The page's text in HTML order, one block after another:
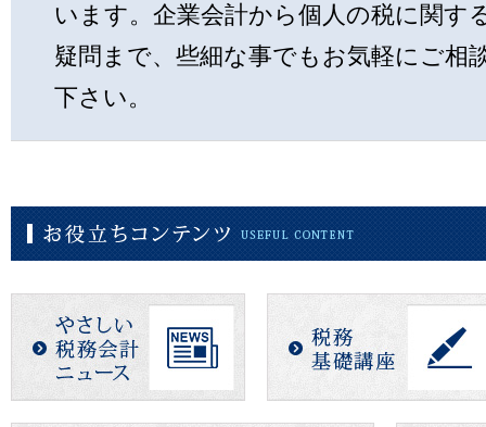
います。企業会計から個人の税に関す
疑問まで、些細な事でもお気軽にご相
下さい。